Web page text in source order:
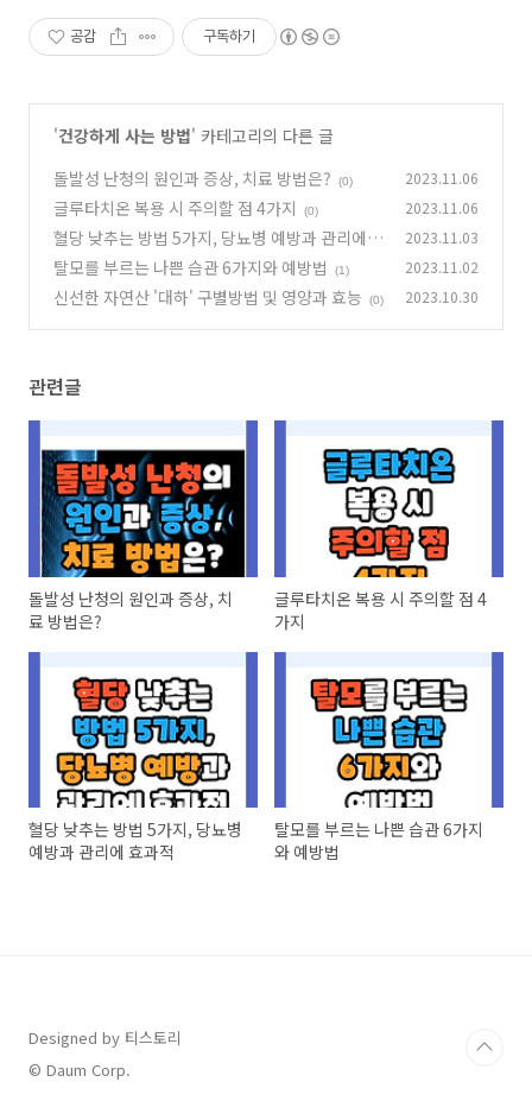
공감 구독하기
'건강하게 사는 방법' 카테고리의 다른 글
돌발성 난청의 원인과 증상, 치료 방법은?
(0) 2023.11.06
글루타치온 복용 시 주의할 점 4가지 (0) 2023.11.06
혈당 낮추는 방법 5가지, 당뇨병 예방과 관리에
효과적
(1)
2023.11.03
탈모를 부르는 나쁜 습관 6가지와 예방법 (1) 2023.11.02
신선한 자연산 '대하' 구별방법 및 영양과 효능 (0) 2023.10.30
관련글
돌발성 난청의 원인과 증상, 치
료 방법은?
글루타치온 복용 시 주의할 점 4
가지
혈당 낮추는 방법 5가지, 당뇨병
예방과 관리에 효과적
탈모를 부르는 나쁜 습관 6가지
와 예방법
Designed by 티스토리
© Daum Corp.